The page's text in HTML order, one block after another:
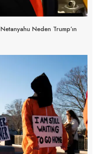
Neden Trump’ın